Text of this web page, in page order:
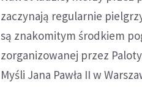
zaczynają regularnie
są znakomitym środkiem
zorganizowanej przez
Myśli Jana Pawła II w